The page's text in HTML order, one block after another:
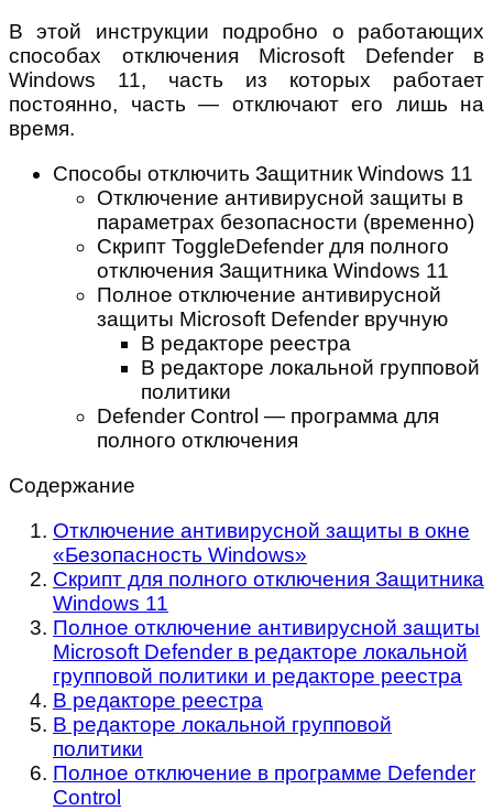
В этой инструкции подробно о работающих
способах отключения Microsoft Defender в
Windows 11, часть из которых работает
постоянно, часть — отключают его лишь на
время.
Способы отключить Защитник Windows 11
Отключение антивирусной защиты в
параметрах безопасности (временно)
Скрипт ToggleDefender для полного
отключения Защитника Windows 11
Полное отключение антивирусной
защиты Microsoft Defender вручную
В редакторе реестра
В редакторе локальной групповой
политики
Defender Control — программа для
полного отключения
Содержание
Отключение антивирусной защиты в окне
«Безопасность Windows»
Скрипт для полного отключения Защитника
Windows 11
Полное отключение антивирусной защиты
Microsoft Defender в редакторе локальной
групповой политики и редакторе реестра
В редакторе реестра
В редакторе локальной групповой
политики
Полное отключение в программе Defender
Control